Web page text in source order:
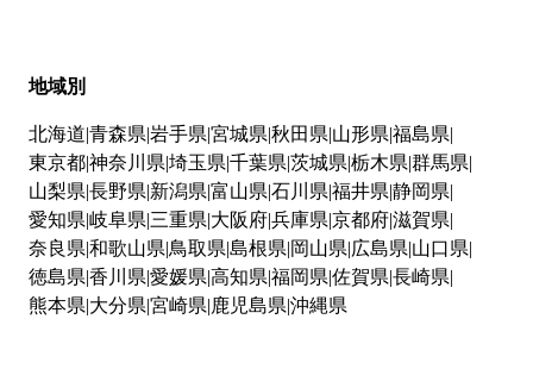
地域別
北海道 青森県 岩手県 宮城県 秋田県 山形県 福島県
東京都神奈川県 埼玉県 千葉県 茨城県 栃木県 群馬県
山梨県 長野県 新潟県 富山県 石川県 福井県 静岡県
愛知県 岐阜県 三重県 大阪府兵庫県 京都府滋賀県
奈良県 和歌山県 鳥取県 島根県 岡山県 広島県 山口県
徳島県 香川県 愛媛県 高知県 福岡県 佐賀県 長崎県
熊本県 大分県 宮崎県 鹿児島県 沖縄県